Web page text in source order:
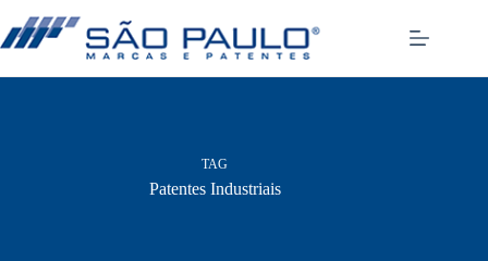
para
o
TAG
Patentes Industriais